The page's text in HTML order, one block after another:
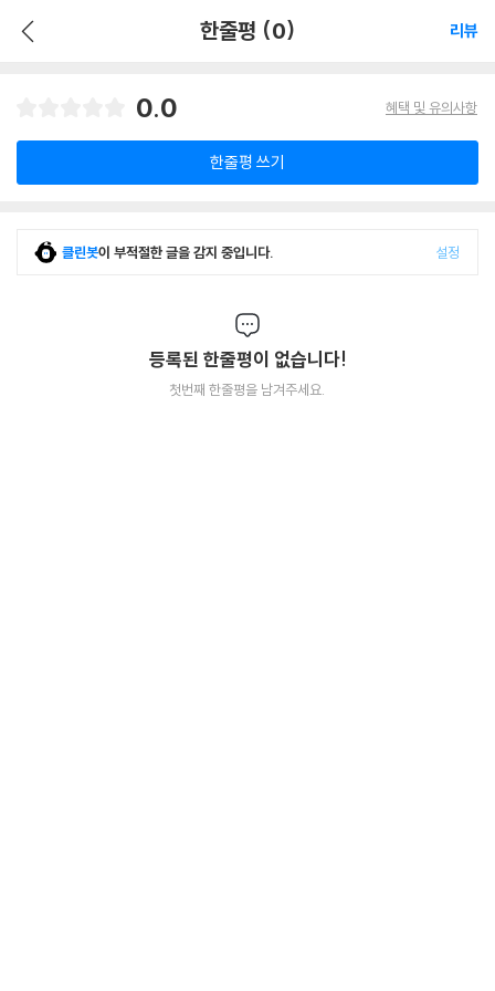
한줄평 (0) 리뷰
0.0 혜택 및 유의사항
한줄평 쓰기
클린봇이 부적절한 글을 감지 중입니다. 설정
등록된 한줄평이 없습니다!
첫번째 한줄평을 남겨주세요.